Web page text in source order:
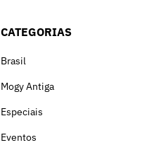
CATEGORIAS
Brasil
Mogy Antiga
Especiais
Eventos